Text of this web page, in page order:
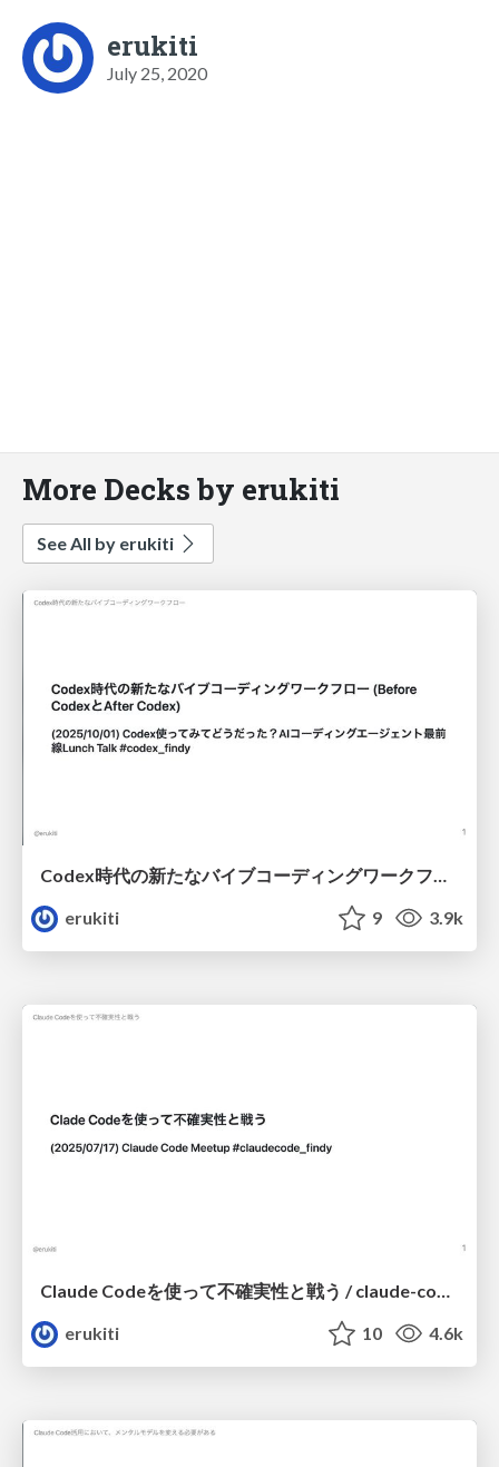
erukiti
July 25, 2020
More Decks by erukiti
See All by erukiti
Codex時代の新たなバイブコーディングワークフロー/ after Codex workflow
erukiti
9 3.9k
erukiti
10 4.6k